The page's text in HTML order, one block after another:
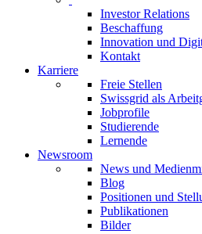
Investor Relations
Beschaffung
Innovation und
Kontakt
Karriere
Freie Stellen
Swissgrid als
Jobprofile
Studierende
Lernende
Newsroom
News und
Blog
Positionen und
Publikationen
Bilder